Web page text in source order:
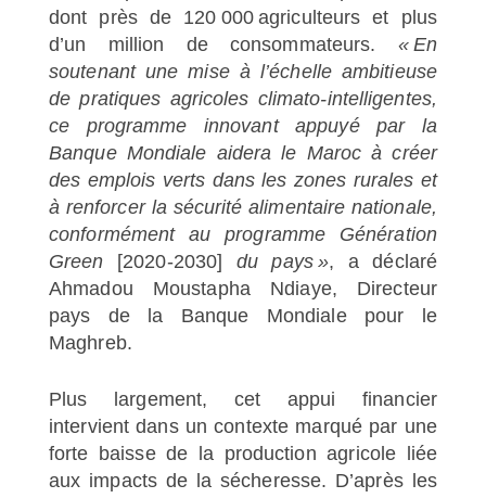
dont près de 120 000 agriculteurs et plus
d’un million de consommateurs. « En
soutenant une mise à l’échelle ambitieuse
de pratiques agricoles climato-intelligentes,
ce programme innovant appuyé par la
Banque Mondiale aidera le Maroc à créer
des emplois verts dans les zones rurales et
à renforcer la sécurité alimentaire nationale,
conformément au programme Génération
Green [2020-2030] du pays », a déclaré
Ahmadou Moustapha Ndiaye, Directeur
pays de la Banque Mondiale pour le
Maghreb.
Plus largement, cet appui financier
intervient dans un contexte marqué par une
forte baisse de la production agricole liée
aux impacts de la sécheresse. D’après les